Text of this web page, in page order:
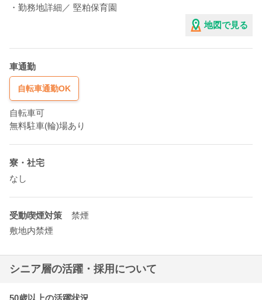
・勤務地詳細／ 堅粕保育園
地図で見る
車通勤
自転車通勤OK
自転車可
無料駐車(輪)場あり
寮・社宅
なし
受動喫煙対策
禁煙
敷地内禁煙
シニア層の活躍・採用について
50歳以上の活躍状況